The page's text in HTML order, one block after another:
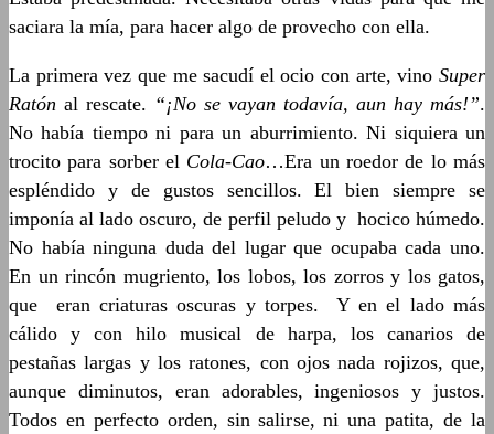
saciara la mía, para hacer algo de provecho con ella.
La primera vez que me sacudí el ocio con arte, vino Super
Ratón al rescate. “¡No se vayan todavía, aun hay más!”.
No había tiempo ni para un aburrimiento. Ni siquiera un
trocito para sorber el Cola-Cao…Era un roedor de lo más
espléndido y de gustos sencillos. El bien siempre se
imponía al lado oscuro, de perfil peludo y hocico húmedo.
No había ninguna duda del lugar que ocupaba cada uno.
En un rincón mugriento, los lobos, los zorros y los gatos,
que eran criaturas oscuras y torpes. Y en el lado más
cálido y con hilo musical de harpa, los canarios de
pestañas largas y los ratones, con ojos nada rojizos, que,
aunque diminutos, eran adorables, ingeniosos y justos.
Todos en perfecto orden, sin salirse, ni una patita, de la